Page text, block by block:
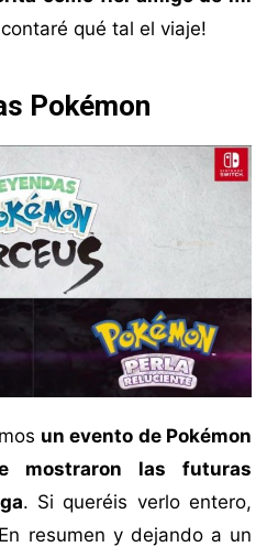
contaré qué tal el viaje!
Pokémon
un evento de Pokémon
mostraron las futuras
. Si queréis verlo entero,
resumen y dejando a un